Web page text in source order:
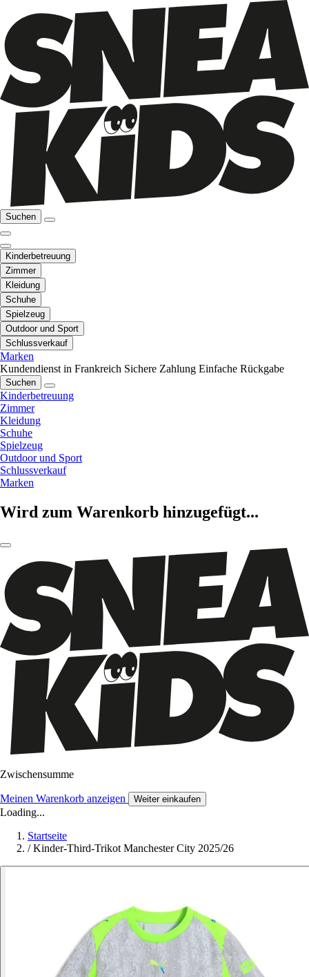
Suchen
Kinderbetreuung
Zimmer
Kleidung
Schuhe
Spielzeug
Outdoor und Sport
Schlussverkauf
Marken
Kundendienst in Frankreich Sichere Zahlung Einfache Rückgabe
Suchen
Kinderbetreuung
Zimmer
Kleidung
Schuhe
Spielzeug
Outdoor und Sport
Schlussverkauf
Marken
Wird zum Warenkorb hinzugefügt...
Zwischensumme
Meinen Warenkorb anzeigen Weiter einkaufen
Loading...
Startseite
/ Kinder-Third-Trikot Manchester City 2025/26